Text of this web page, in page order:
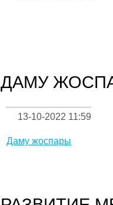
ДАМУ
13-10-2022 11:59
Даму жоспары